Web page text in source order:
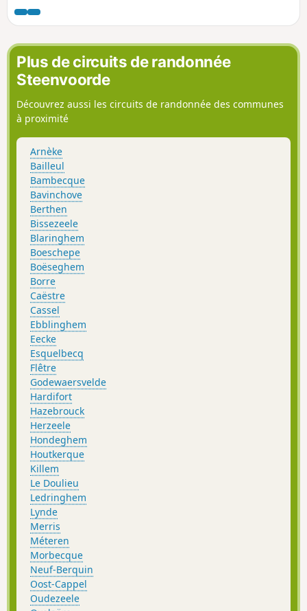
Plus de circuits de randonnée
Steenvoorde
Découvrez aussi les circuits de randonnée des communes
à proximité
Arnèke
Bailleul
Bambecque
Bavinchove
Berthen
Bissezeele
Blaringhem
Boeschepe
Boëseghem
Borre
Caëstre
Cassel
Ebblinghem
Eecke
Esquelbecq
Flêtre
Godewaersvelde
Hardifort
Hazebrouck
Herzeele
Hondeghem
Houtkerque
Killem
Le Doulieu
Ledringhem
Lynde
Merris
Méteren
Morbecque
Neuf-Berquin
Oost-Cappel
Oudezeele